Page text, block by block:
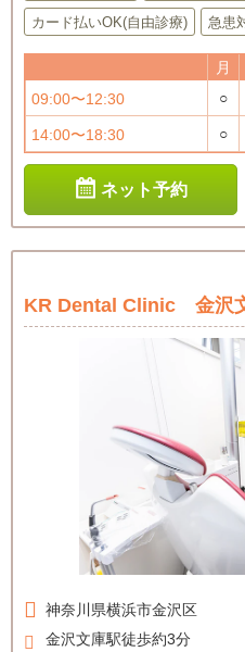
カード払いOK(自由診療) 急患
月
09:00〜12:30
○
14:00〜18:30 ○
ネット予約
KR Dental Clinic 金沢
神奈川県横浜市金沢区
金沢文庫駅徒歩約3分